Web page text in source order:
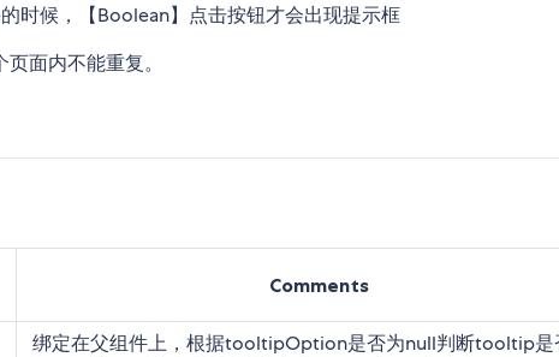
候，【Boolean】点击按钮才会出现提示框
面内不能重复。
Comments
绑定在父组件上，根据tooltipOption是否为null判断tooltip是